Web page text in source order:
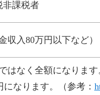
非課税者
収入80万円以下など）
はなく全額になりま
になります。（参考：